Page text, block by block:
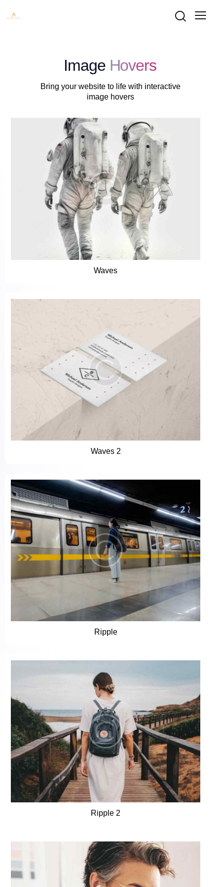
Image Hovers
Bring your website to life with interactive
image hovers
Waves
Waves 2
Ripple
Ripple 2